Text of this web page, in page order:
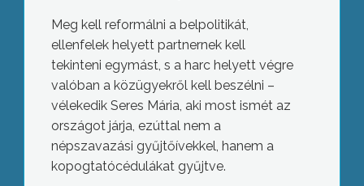
Meg kell reformálni a belpolitikát,
ellenfelek helyett partnernek kell
tekinteni egymást, s a harc helyett végre
valóban a közügyekről kell beszélni –
vélekedik Seres Mária, aki most ismét az
országot járja, ezúttal nem a
népszavazási gyűjtőívekkel, hanem a
kopogtatócédulákat gyűjtve.